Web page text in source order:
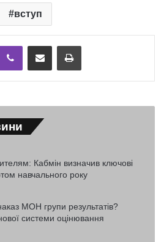
вступ
Viber Надіслати електронною поштоюНадрукувати
Кабмін визначив ключові
навчального року
МОН групи результатів?
системи оцінювання